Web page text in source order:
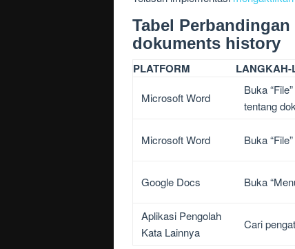
Tabel
dokuments history
PLATFORM
Microsoft Word
Buka
tentang
Microsoft Word Buka
Google Docs Buka
Aplikasi Pengolah
Kata Lainnya
Cari